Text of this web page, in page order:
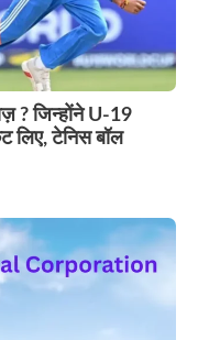
? जिन्होंने U-19
लिए, टेनिस बॉल